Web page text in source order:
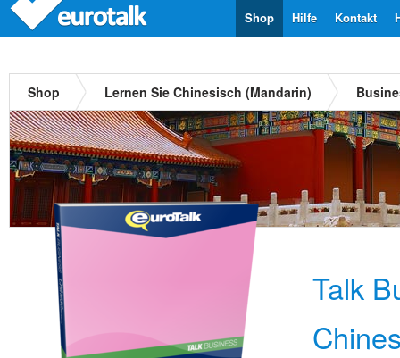
Kontakt
Hilfe
Shop
Shop Lernen Sie Chinesisch (Mandarin)
Talk